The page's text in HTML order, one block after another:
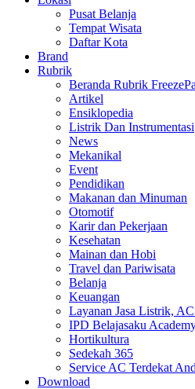
Pusat Belanja
Tempat Wisata
Daftar Kota
Brand
Rubrik
Beranda Rubrik
Artikel
Ensiklopedia
Listrik Dan Instrumentasi
News
Mekanikal
Event
Pendidikan
Makanan dan Minuman
Otomotif
Karir dan Pekerjaan
Kesehatan
Mainan dan Hobi
Travel dan Pariwisata
Belanja
Keuangan
Layanan Jasa Listrik,
IPD Belajasaku
Hortikultura
Sedekah 365
Service AC Terdekat
Download